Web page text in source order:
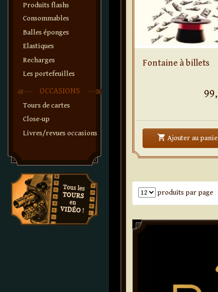
Produits flashs
Consommables
Balles éponges
Elastiques
Recharges
Les portefeuilles
OCCASIONS
Tours de cartes
Close-up
Livres/revues occasions
Fontaine à billets
shopping_cart Ajouterau
Nombre de produits par
produits par page
Paddle